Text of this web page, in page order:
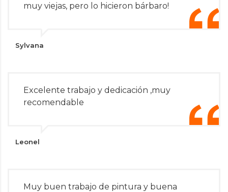
muy viejas, pero lo hicieron bárbaro!
Sylvana
Excelente trabajo y dedicación ,muy
recomendable
Leonel
Muy buen trabajo de pintura y buena